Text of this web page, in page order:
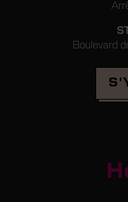
Boulevard